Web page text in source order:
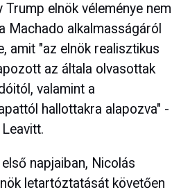
elnök véleménye nem
Machado alkalmasságáról
amit "az elnök realisztikus
az általa olvasottak
valamint a
hallottakra alapozva" -
napjaiban, Nicolás
letartóztatását követően